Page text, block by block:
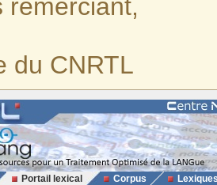
remerciant,
du CNRTL
Portail lexical Corpus